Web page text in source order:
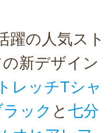
躍の人気スト
新デザイン
レッチTシャ
ック と 七分